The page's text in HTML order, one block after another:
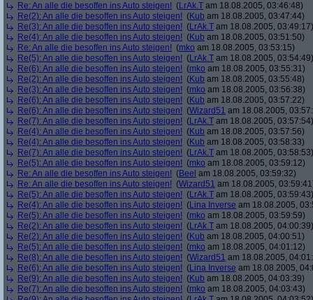
Re: An alle die besoffen ins Auto steigen! (LrAk.T am 18.08.2005, 03:46:48)
Re(2): An alle die besoffen ins Auto steigen! (Kub am 18.08.2005, 03:47:44)
Re(3): An alle die besoffen ins Auto steigen! (LrAk.T am 18.08.2005, 03:49:17)
Re(4): An alle die besoffen ins Auto steigen! (Kub am 18.08.2005, 03:51:50)
Re: An alle die besoffen ins Auto steigen! (mko am 18.08.2005, 03:53:15)
Re(5): An alle die besoffen ins Auto steigen! (LrAk.T am 18.08.2005, 03:54:49)
Re(6): An alle die besoffen ins Auto steigen! (mko am 18.08.2005, 03:55:31)
Re(2): An alle die besoffen ins Auto steigen! (Kub am 18.08.2005, 03:55:48)
Re(3): An alle die besoffen ins Auto steigen! (mko am 18.08.2005, 03:56:38)
Re(6): An alle die besoffen ins Auto steigen! (Kub am 18.08.2005, 03:57:22)
Re(6): An alle die besoffen ins Auto steigen! (Wizard51 am 18.08.2005,
Re(7): An alle die besoffen ins Auto steigen! (LrAk.T am 18.08.2005, 03:57:54)
Re(4): An alle die besoffen ins Auto steigen! (Kub am 18.08.2005, 03:57:56)
Re(4): An alle die besoffen ins Auto steigen! (Kub am 18.08.2005, 03:58:33)
Re(7): An alle die besoffen ins Auto steigen! (LrAk.T am 18.08.2005, 03:58:53)
Re(5): An alle die besoffen ins Auto steigen! (mko am 18.08.2005, 03:59:12)
Re: An alle die besoffen ins Auto steigen! (Beel am 18.08.2005, 03:59:32)
Re: An alle die besoffen ins Auto steigen! (Wizard51 am 18.08.2005,
Re(5): An alle die besoffen ins Auto steigen! (LrAk.T am 18.08.2005, 03:59:43)
Re(4): An alle die besoffen ins Auto steigen! (Lina Inverse am 18.08.2005,
Re(5): An alle die besoffen ins Auto steigen! (mko am 18.08.2005, 03:59:59)
Re(2): An alle die besoffen ins Auto steigen! (LrAk.T am 18.08.2005, 04:00:39)
Re(2): An alle die besoffen ins Auto steigen! (Kub am 18.08.2005, 04:00:51)
Re(5): An alle die besoffen ins Auto steigen! (mko am 18.08.2005, 04:01:12)
Re(8): An alle die besoffen ins Auto steigen! (Wizard51 am 18.08.2005,
Re(6): An alle die besoffen ins Auto steigen! (Lina Inverse am 18.08.2005,
Re(9): An alle die besoffen ins Auto steigen! (Kub am 18.08.2005, 04:03:39)
Re(7): An alle die besoffen ins Auto steigen! (mko am 18.08.2005, 04:03:43)